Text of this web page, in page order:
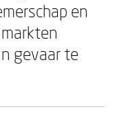
en
gevaar te